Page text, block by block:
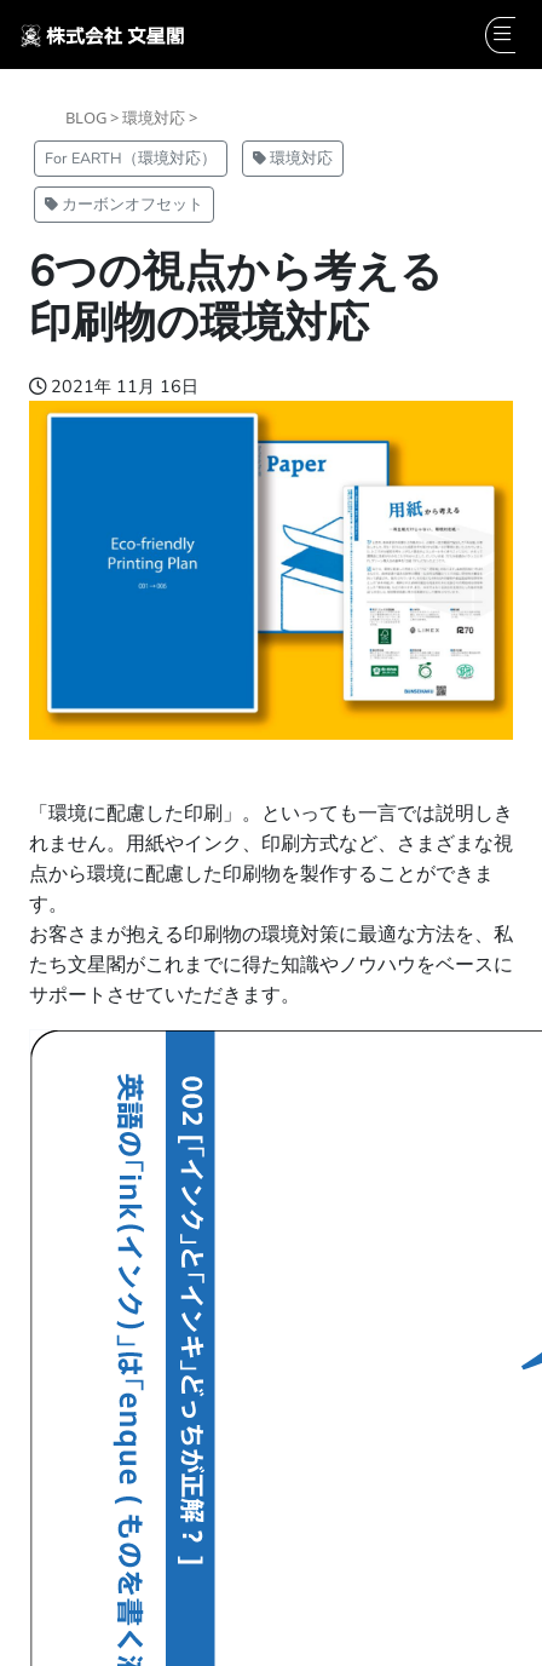
BLOG >環境対応 >
For EARTH（環境対応） 環境対応
カーボンオフセット
6つの視点から考える
印刷物の環境対応
2021年 11月 16日
「環境に配慮した印刷」。といっても一言では説明しき
れません。用紙やインク、印刷方式など、さまざまな視
点から環境に配慮した印刷物を製作することができま
す。
お客さまが抱える印刷物の環境対策に最適な方法を、私
たち文星閣がこれまでに得た知識やノウハウをベースに
サポートさせていただきます。